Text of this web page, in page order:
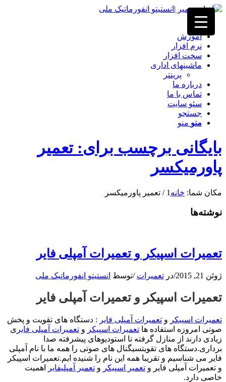
خانه
آموزش
نرم افزار
سخت افزار
ماشینهای اداری
پرینتر
درباره ما
تماس با ما
سئو سایت
جستجو
منو منو
بایگانی برچسب برای: تعمیر
پاورمیکسر
مکان شما: خانه 1
/ تعمیر پاورمیکسر
نوشته‌ها
تعمیرات اسپیکر و تعمیرات آمپلی فایر
ژوئن 21, 2015 /در تعمیرات /توسط انستیتو انفورماتیک ملی
تعمیرات اسپیکر و تعمیرات آمپلی فایر
تعمیرات اسپیکر و تعمیرات آمپلی فایر : دستگاه های تقویت و پخش
صوتی امروزه استفاده ها تعمیرات اسپیکر و تعمیرات آمپلی فایر ی
زیادی دارند از منازل گرفته تا استودیوهای پیشرفته صدا
برداری.دستگاه های تقویتسیگنال های صوتی را همه ما با نام آمپلی
فایر می شناسیم و تقریبا همه این نام را شنیده ایم.تعمیرات اسپیکر
و تعمیرات آمپلی فایر و تعمیر اسپیکر و تعمیر آمپلیفایر
اهمیت
خاصی دارد.